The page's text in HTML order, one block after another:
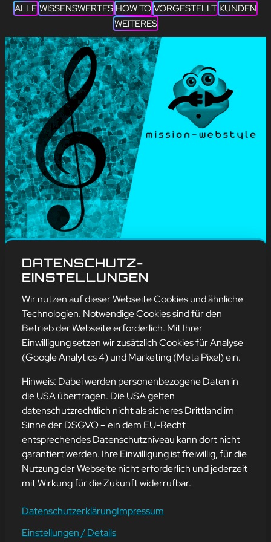
ALLE WISSENSWERTES HOW TO VORGESTELLT KUNDEN
WEITERES
Blog, Weitere
SONG OF THE WEEK 11
mehr erfahren
Adresse
mission-webstyle oHG
Bürgermeister-Regitz-Straße 40
66539 Neunkirchen
E-Mail:kontakt@mission-webstyle.de
Navigation
Webseitenerstellung
Webseite mieten
Webseiten Betreuung
Über Uns
Kontakt
Leistungen
DATENSCHUTZ-
EINSTELLUNGEN
Wir nutzen auf dieser Webseite Cookies und ähnliche
Technologien. Notwendige Cookies sind für den
Betrieb der Webseite erforderlich. Mit Ihrer
Einwilligung setzen wir zusätzlich Cookies für Analyse
(Google Analytics 4) und Marketing (Meta Pixel) ein.
Hinweis: Dabei werden personenbezogene Daten in
die USA übertragen. Die USA gelten
datenschutzrechtlich nicht als sicheres Drittland im
Sinne der DSGVO – ein dem EU-Recht
entsprechendes Datenschutzniveau kann dort nicht
garantiert werden. Ihre Einwilligung ist freiwillig, für die
Nutzung der Webseite nicht erforderlich und jederzeit
mit Wirkung für die Zukunft widerrufbar.
DatenschutzerklärungImpressum
Einstellungen / Details